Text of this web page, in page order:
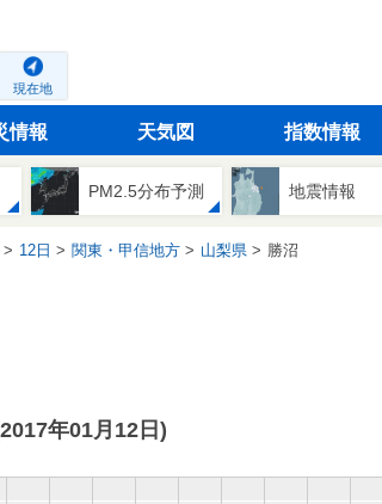
現在地
情報 天気図 指数情報
PM2.5分布予測 地震情報
12日 関東・甲信地方 山梨県 勝沼
年01月12日)